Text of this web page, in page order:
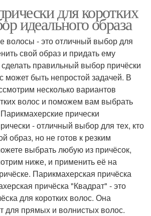
для коротких
идеального образа
волосы - это отличный выбор для
свой образ и придать ему
правильный выбор причёски
может быть непростой задачей. В
несколько вариантов
волос и поможем вам выбрать
прически
- отличный выбор для тех, кто
образ, но не готов к резким
выбрать любую из причёсок,
ниже, и применить её на
Парикмахерская причёска
причёска "Квадрат" - это
для коротких волос. Она
для прямых и волнистых волос.